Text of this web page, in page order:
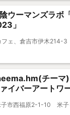
ウーマンズラボ
」
フェ、倉吉市伊木214-
チーマ)
イバーアートワ